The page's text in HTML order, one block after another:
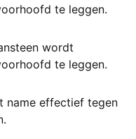
te leggen.
wordt
te leggen.
name effectief tegen